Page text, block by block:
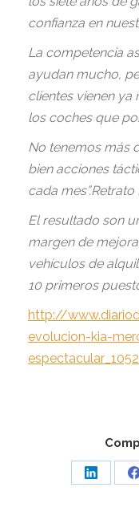
confianza en
La competencia
ayudan mucho,
clientes vienen ya
los coches que
No tenemos más
bien acciones
cada
El resultado son
margen de
vehículos de
10 primeros
http://
evolucion-kia-
Share